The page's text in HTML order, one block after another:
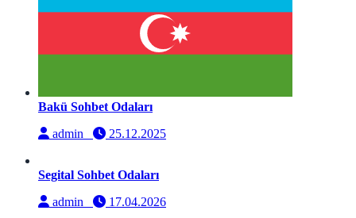
Bakü Sohbet Odaları
admin
25.12.2025
Segital Sohbet Odaları
admin
17.04.2026